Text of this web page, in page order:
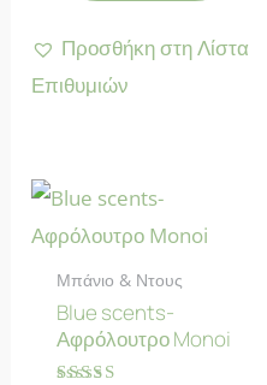
Προσθήκη στη Λίστα
Επιθυμιών
Μπάνιο & Ντους
Blue scents-
Αφρόλουτρο Monoi